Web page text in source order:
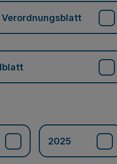
Verordnungsblatt
2025